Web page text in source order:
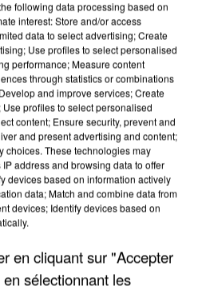
EMPORTÉE PAR UNE
SAVOIE
following data processing based on
interest: Store and/or access
data to select advertising; Create
Use profiles to select personalised
performance; Measure content
through statistics or combinations
and improve services; Create
profiles to select personalised
content; Ensure security, prevent and
and present advertising and content;
choices. These technologies may
address and browsing data to offer
devices based on information actively
data; Match and combine data from
devices; Identify devices based on
en cliquant sur "Accepter
sélectionnant les